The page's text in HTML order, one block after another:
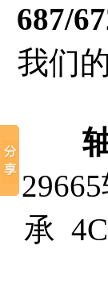
687/
我们
承